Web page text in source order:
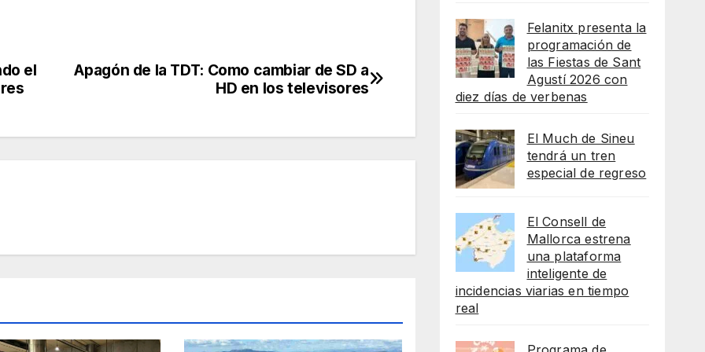
Apagón de la TDT: Como cambiar de SD a
HD en los televisores
el
Felanitx presenta la
programación de
las Fiestas de Sant
Agustí 2026 con
diez días de verbenas
El Much de Sineu
tendrá un tren
especial de regreso
El Consell de
Mallorca estrena
una plataforma
inteligente de
incidencias viarias en tiempo
real